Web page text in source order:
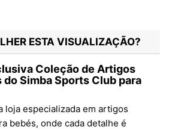
ESTA VISUALIZAÇÃO?
Coleção de Artigos
Simba Sports Club para
loja especializada em artigos
bebés, onde cada detalhe é